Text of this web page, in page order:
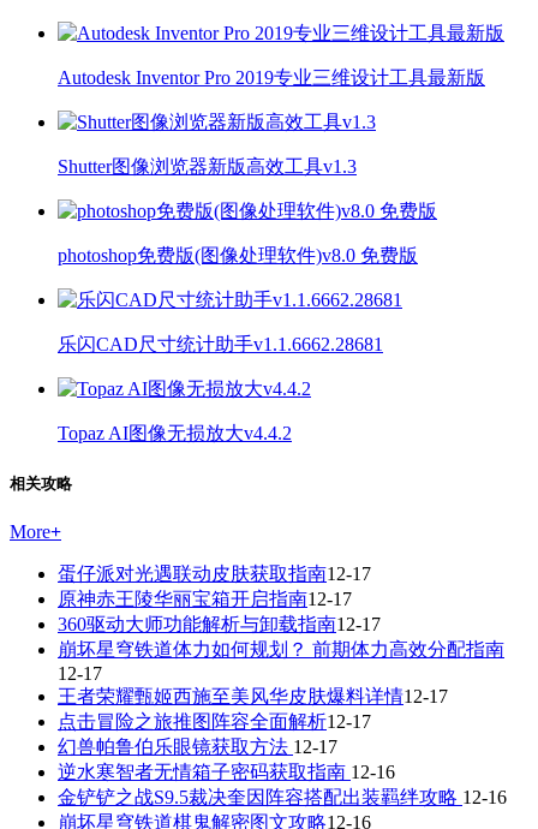
Autodesk Inventor Pro 2019专业三维设计工具最新版
Shutter图像浏览器新版高效工具v1.3
photoshop免费版(图像处理软件)v8.0 免费版
乐闪CAD尺寸统计助手v1.1.6662.28681
Topaz AI图像无损放大v4.4.2
相关攻略
More+
蛋仔派对光遇联动皮肤获取指南12-17
原神赤王陵华丽宝箱开启指南12-17
360驱动大师功能解析与卸载指南12-17
崩坏星穹铁道体力如何规划？ 前期体力高效分配指南
12-17
王者荣耀甄姬西施至美风华皮肤爆料详情12-17
点击冒险之旅推图阵容全面解析12-17
幻兽帕鲁伯乐眼镜获取方法 12-17
逆水寒智者无情箱子密码获取指南 12-16
金铲铲之战S9.5裁决奎因阵容搭配出装羁绊攻略 12-16
崩坏星穹铁道棋鬼解密图文攻略12-16